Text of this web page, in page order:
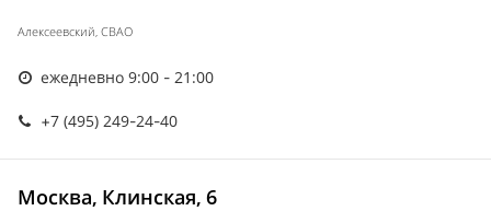
Алексеевский, СВАО
ежедневно 9:00 - 21:00
+7 (495) 249-24-40
Москва, Клинская, 6